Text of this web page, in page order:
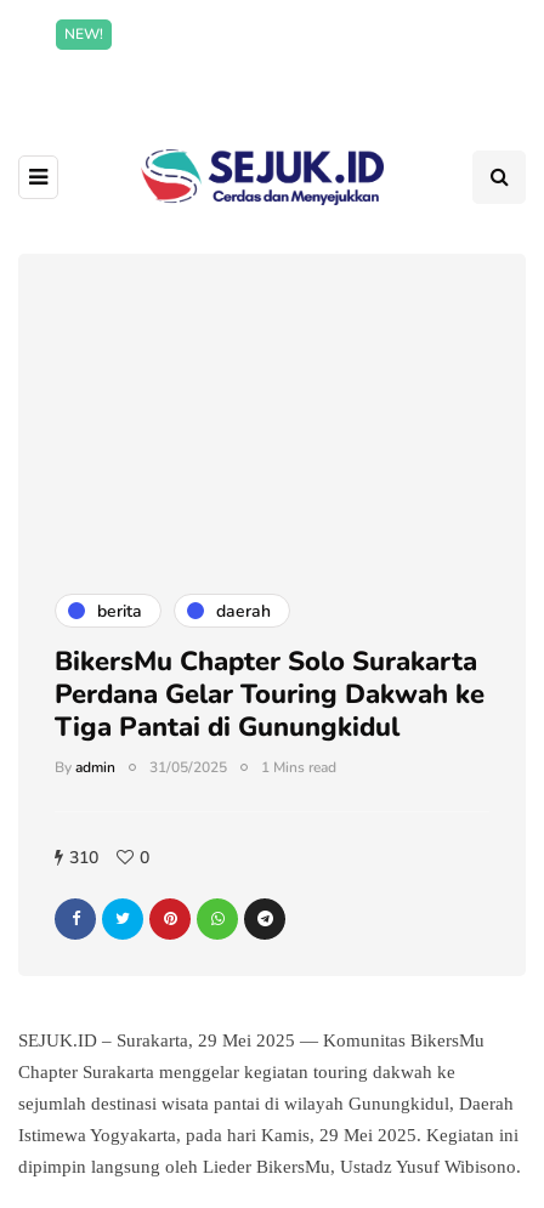
NEW!
berita daerah
BikersMu Chapter Solo Surakarta
Perdana Gelar Touring Dakwah ke
Tiga Pantai di Gunungkidul
Byadmin 31/05/2025 1 Mins read
310 0
SEJUK.ID – Surakarta, 29 Mei 2025 — Komunitas BikersMu
Chapter Surakarta menggelar kegiatan touring dakwah ke
sejumlah destinasi wisata pantai di wilayah Gunungkidul, Daerah
Istimewa Yogyakarta, pada hari Kamis, 29 Mei 2025. Kegiatan ini
dipimpin langsung oleh Lieder BikersMu, Ustadz Yusuf Wibisono.